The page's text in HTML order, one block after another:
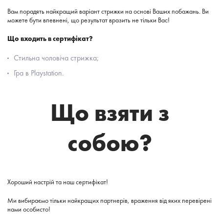
Вам порадять найкращий варіант стрижки на основі Ваших побажань. Ви
можете бути впевнені, що результат вразить не тільки Вас!
Що входить в сертифікат?
Стильна чоловіча стрижка;
Гра в Playstation.
Що взяти з
собою?
Хороший настрій та наш сертифікат!
Ми вибираємо тільки найкращих партнерів, враження від яких перевірені
нами особисто!